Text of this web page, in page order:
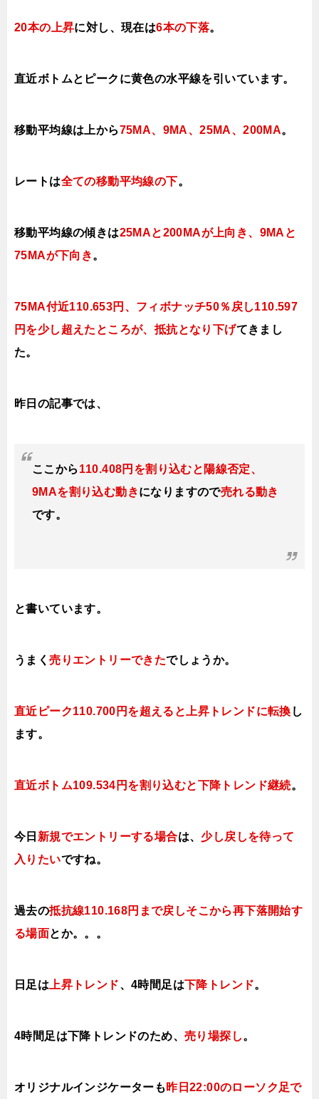
20本の上昇に対し、現在は6本の下落。
直近ボトムとピークに黄色の水平線を引いています。
移動平均線は上から75MA、9MA、25MA、200MA。
レートは全ての移動平均線の下。
移動平均線の傾きは25MAと200MAが上向き、9MAと
75MAが下向き。
75MA付近110.653円、 フィボナッチ50％戻し110.597
円 を少し超えたところが、抵抗となり下げてきまし
た。
昨日の記事では、
ここから 110.408円を割り込むと陽線否定、
9MAを割り込む動きになりますので売れる動き
です。
と書いています。
うまく売りエントリーできたでしょうか。
直近ピーク110.700円を超えると上昇トレンドに転換 し
ます。
直近ボトム109.534円を割り込むと下降トレンド継続。
今日 新規でエントリーする場合は、少し戻しを待って
入りたいですね。
過去の抵抗線110.168円まで戻しそこから再下落開始す
る場面とか。。。
日足は 上昇トレンド、4時間足は下降トレンド。
4時間足は下降トレンドのため、 売り場探し。
オリジナルインジケーターも 昨日22:00のローソク足で